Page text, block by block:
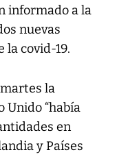
informado a la
nuevas
la covid-19.
la
Unido “había
en
y Países